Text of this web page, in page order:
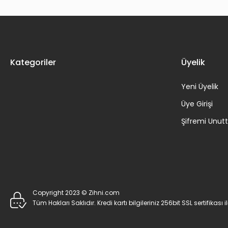
Kategoriler Üyelik
Yeni Üyelik
Üye Girişi
Şifremi
Copyright 2023 © Zihni.com
Tüm Hakları Saklıdır. Kredi kartı bilgileriniz 256bit SSL sertifikası